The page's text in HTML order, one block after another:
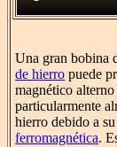
Una gran bobina
de hierro puede
magnético alterno
particularmente
hierro debido a su
ferromagnética.